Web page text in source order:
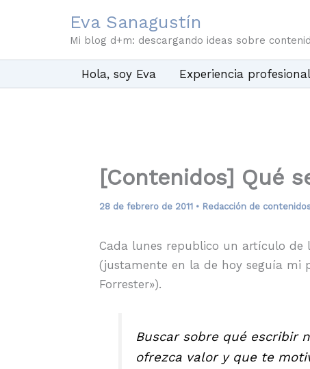
Eva Sanagustín
Mi blog d+m: descargando ideas sobre
Hola, soy Eva Experiencia profesional
[Contenidos] Qué
28 de febrero de 2011 • Redacción de
Cada lunes republico un artículo de
(justamente en la de hoy seguía mi
Forrester»).
Buscar sobre qué escribir
ofrezca valor y que te